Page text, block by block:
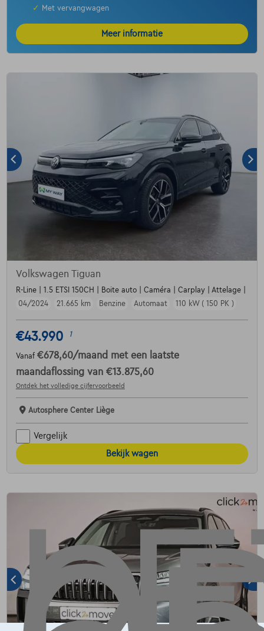
✓
Met vervangwagen
Meer informatie
Volkswagen Tiguan
R-Line | 1.5 ETSI 150CH | Boite auto | Caméra | Carplay | Attelage |
04/2024
21.665 km Benzine Automaat 110 kW ( 150 PK )
€43.990 1
Vanaf €678,60/maand met een laatste
maandaflossing van €13.875,60
Ontdek het volledige cijfervoorbeeld
Autosphere Center Liège
Vergelijk
Bekijk wagen